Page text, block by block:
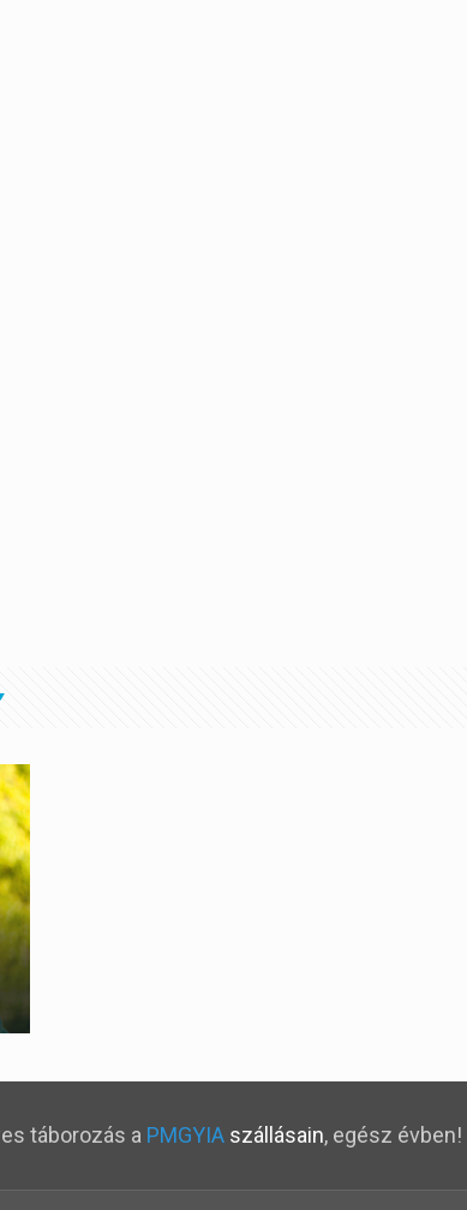
táborozás a PMGYIAszállásain, egész évben!